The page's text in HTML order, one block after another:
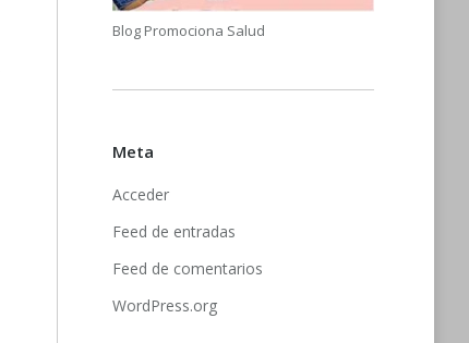
Blog Promociona Salud
Meta
Acceder
Feed de entradas
Feed de comentarios
WordPress.org